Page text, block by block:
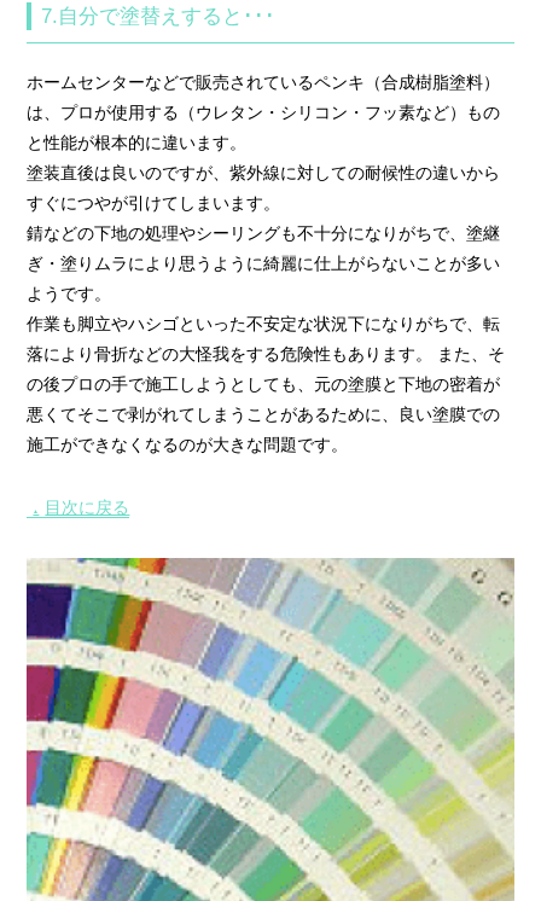
7.自分で塗替えすると･･･
ホームセンターなどで販売されているペンキ（合成樹脂塗料）
は、プロが使用する（ウレタン・シリコン・フッ素など）もの
と性能が根本的に違います。
塗装直後は良いのですが、紫外線に対しての耐候性の違いから
すぐにつやが引けてしまいます。
錆などの下地の処理やシーリングも不十分になりがちで、塗継
ぎ・塗りムラにより思うように綺麗に仕上がらないことが多い
ようです。
作業も脚立やハシゴといった不安定な状況下になりがちで、転
落により骨折などの大怪我をする危険性もあります。 また、そ
の後プロの手で施工しようとしても、元の塗膜と下地の密着が
悪くてそこで剥がれてしまうことがあるために、良い塗膜での
施工ができなくなるのが大きな問題です。
▲ 目次に戻る